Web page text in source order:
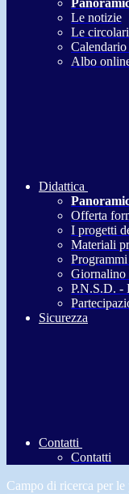
Le notizie
Le circolari
Calendario
Albo
Didattica
Offerta
I progetti
Materiali
P.N.S.D. -
Sicurezza
Contatti
Contatti
Campo di ricerca per le